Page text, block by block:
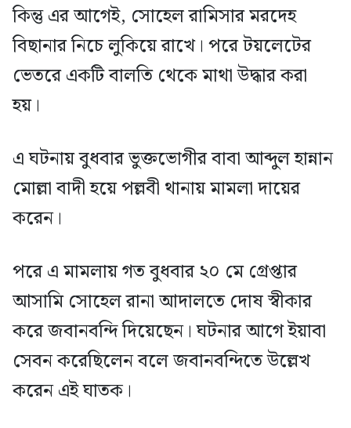
কিন্তু এর আগেই, সোহেল রামিসার মরদেহ
বিছানার নিচে লুকিয়ে রাখে। পরে টয়লেটের
ভেতরে একটি বালতি থেকে মাথা উদ্ধার করা
হয়।
এ ঘটনায় বুধবার ভুক্তভোগীর বাবা আব্দুল হান্নান
মোল্লা বাদী হয়ে পল্লবী থানায় মামলা দায়ের
করেন।
পরে এ মামলায় গত বুধবার ২০ মে গ্রেপ্তার
আসামি সোহেল রানা আদালতে দোষ স্বীকার
করে জবানবন্দি দিয়েছেন। ঘটনার আগে ইয়াবা
সেবন করেছিলেন বলে জবানবন্দিতে উল্লেখ
করেন এই ঘাতক।